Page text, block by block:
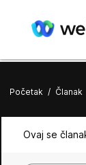
Početak / Članak
Ovaj se